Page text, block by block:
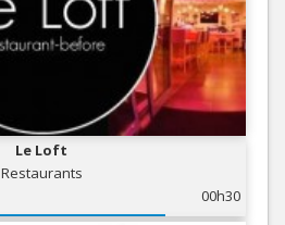
Le Loft
Restaurants
00h30